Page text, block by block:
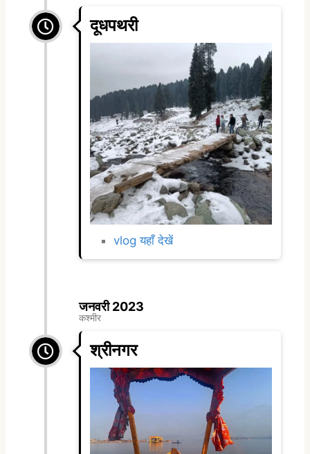
दूधपथरी
vlog यहाँ देखें
जनवरी 2023
कश्मीर
श्रीनगर